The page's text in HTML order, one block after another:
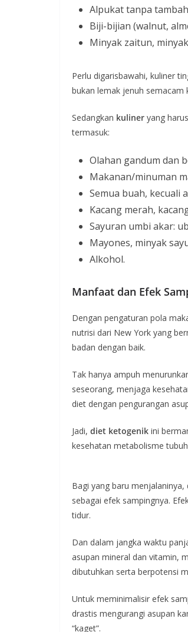
Alpukat tanpa
Biji-bijian (walnut,
Minyak zaitun,
Perlu digarisbawahi, kuliner
bukan lemak jenuh semacam
Sedangkan kuliner yang
termasuk:
Olahan gandum dan
Makanan/minuman
Semua buah, kecuali
Kacang merah,
Sayuran umbi akar:
Mayones, minyak
Alkohol.
Manfaat dan Efek
Dengan pengaturan pola
nutrisi dari New York yang
badan dengan baik.
Tak hanya ampuh
seseorang, menjaga
diet dengan pengurangan
Jadi, diet ketogenik ini
kesehatan metabolisme
Bagi yang baru
sebagai efek sampingnya.
tidur.
Dan dalam jangka waktu
asupan mineral dan vitamin,
dibutuhkan serta berpotensi
Untuk meminimalisir efek
drastis mengurangi asupan
“kaget”.